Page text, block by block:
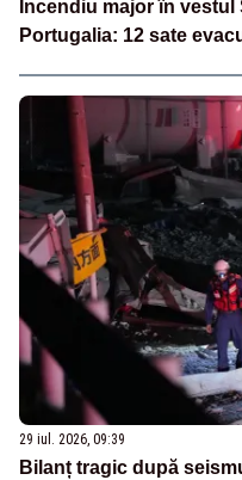
Incendiu major în
Portugalia: 12 sate
29 iul. 2026, 09:39
Bilanț tragic după